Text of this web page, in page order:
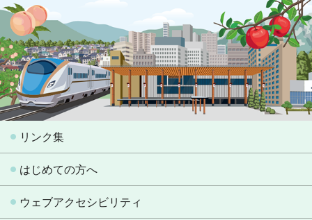
リンク集
はじめての方へ
ウェブアクセシビリティ